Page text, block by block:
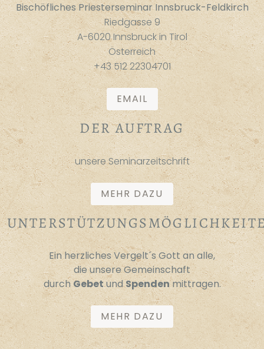
Bischöfliches Priesterseminar Innsbruck-Feldkirch
Riedgasse 9
A-6020 Innsbruck in Tirol
Österreich
+43 512 22304701
EMAIL
DER AUFTRAG
unsere Seminarzeitschrift
MEHR DAZU
Ein herzliches Vergelt´s Gott an alle,
die unsere Gemeinschaft
durchGebetundSpendenmittragen.
MEHR DAZU